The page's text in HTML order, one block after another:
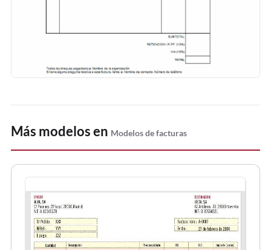
Más modelos en Modelos de facturas